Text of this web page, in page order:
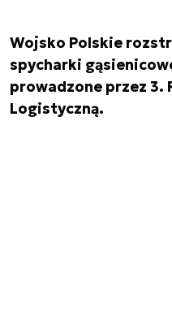
Wojsko Polskie
spycharki
prowadzone przez 3.
Logistyczną.